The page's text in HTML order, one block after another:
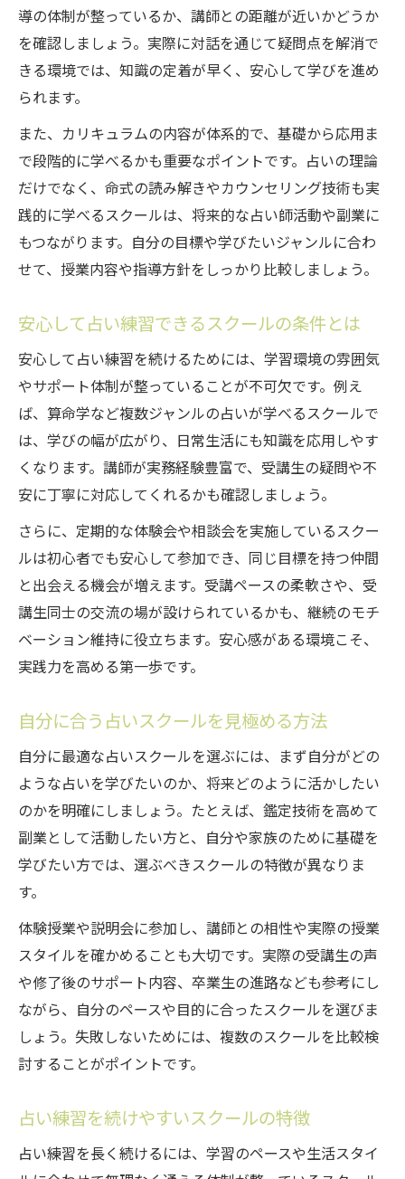
導の体制が整っているか、講師との距離が近いかどうか
を確認しましょう。実際に対話を通じて疑問点を解消で
きる環境では、知識の定着が早く、安心して学びを進め
られます。
また、カリキュラムの内容が体系的で、基礎から応用ま
で段階的に学べるかも重要なポイントです。占いの理論
だけでなく、命式の読み解きやカウンセリング技術も実
践的に学べるスクールは、将来的な占い師活動や副業に
もつながります。自分の目標や学びたいジャンルに合わ
せて、授業内容や指導方針をしっかり比較しましょう。
安心して占い練習できるスクールの条件とは
安心して占い練習を続けるためには、学習環境の雰囲気
やサポート体制が整っていることが不可欠です。例え
ば、算命学など複数ジャンルの占いが学べるスクールで
は、学びの幅が広がり、日常生活にも知識を応用しやす
くなります。講師が実務経験豊富で、受講生の疑問や不
安に丁寧に対応してくれるかも確認しましょう。
さらに、定期的な体験会や相談会を実施しているスクー
ルは初心者でも安心して参加でき、同じ目標を持つ仲間
と出会える機会が増えます。受講ペースの柔軟さや、受
講生同士の交流の場が設けられているかも、継続のモチ
ベーション維持に役立ちます。安心感がある環境こそ、
実践力を高める第一歩です。
自分に合う占いスクールを見極める方法
自分に最適な占いスクールを選ぶには、まず自分がどの
ような占いを学びたいのか、将来どのように活かしたい
のかを明確にしましょう。たとえば、鑑定技術を高めて
副業として活動したい方と、自分や家族のために基礎を
学びたい方では、選ぶべきスクールの特徴が異なりま
す。
体験授業や説明会に参加し、講師との相性や実際の授業
スタイルを確かめることも大切です。実際の受講生の声
や修了後のサポート内容、卒業生の進路なども参考にし
ながら、自分のペースや目的に合ったスクールを選びま
しょう。失敗しないためには、複数のスクールを比較検
討することがポイントです。
占い練習を続けやすいスクールの特徴
占い練習を長く続けるには、学習のペースや生活スタイ